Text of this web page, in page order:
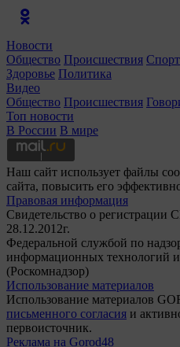
Новости
Общество Происшествия Спорт
Здоровье Политика
Видео
Общество Происшествия
Топ новости
В России В мире
Наш сайт использует файлы
сайта, повысить его
Правовая информация
Свидетельство о
28.12.2012г.
Федеральной службой по
информационных технологий
(Роскомнадзор)
Использование материалов
Использование материалов
письменного согласия и
первоисточник.
Реклама на Gorod48